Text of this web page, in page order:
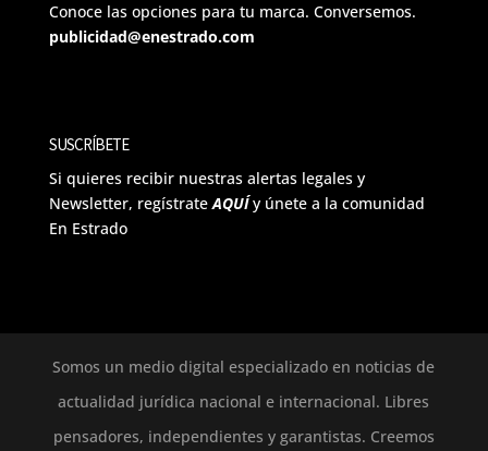
Conoce las opciones para tu marca. Conversemos.
publicidad@enestrado.com
SUSCRÍBETE
Si quieres recibir nuestras alertas legales y
Newsletter, regístrateAQUÍ y únete a la comunidad
En Estrado
Somos un medio digital especializado en noticias de
actualidad jurídica nacional e internacional. Libres
pensadores, independientes y garantistas. Creemos